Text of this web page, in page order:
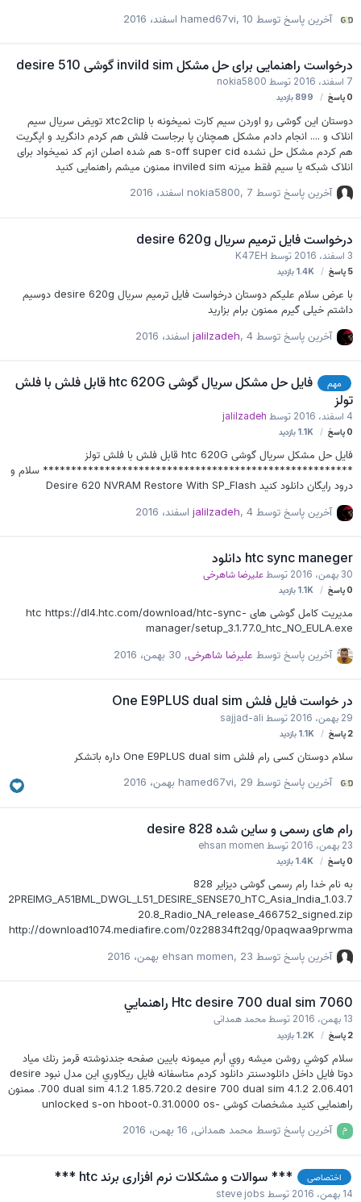
آخرین پاسخ توسط hamed67vi ,10 اسفند، 2016
درخواست راهنمایی برای حل مشکل invild sim گوشی desire 510
7 اسفند، 2016 توسطnokia5800
0پاسخ 899بازدید
دوستان این گوشی رو اوردن سیم کارت نمیخونه با xtc2clip تویض سریال سیم
انلاک و .... انجام دادم مشکل همچنان پا برجاست فلش هم کردم دانگرید و اپگریت
هم کردم مشکل حل نشده s-off super cid هم شده اصلن ازم کد نمیخواد برای
انلاک شبکه یا سیم فقط میزنه inviled sim ممنون میشم راهنمایی کنید
آخرین پاسخ توسط nokia5800 ,7 اسفند، 2016
درخواست فایل ترمیم سریال desire 620g
3 اسفند، 2016 توسط K47EH
5پاسخ 1.4Kبازدید
با عرض سلام علیکم دوستان درخواست فایل ترمیم سریال desire 620g دوسیم
داشتم خیلی گیرم ممنون برام بزارید
آخرین پاسخ توسط jalilzadeh ,4 اسفند، 2016
مهم
فایل حل مشکل سریال گوشی htc 620G قابل فلش با فلش
تولز
4 اسفند، 2016 توسطjalilzadeh
0پاسخ 1.1Kبازدید
فایل حل مشکل سریال گوشی htc 620G قابل فلش با فلش تولز
******************************************************* سلام و
درود رایگان دانلود کنید Desire 620 NVRAM Restore With SP_Flash
آخرین پاسخ توسط jalilzadeh ,4 اسفند، 2016
htc sync maneger دانلود
30 بهمن، 2016 توسطعلیرضا شاهرخی
0پاسخ 1.1K بازدید
مدیریت کامل گوشی های htc https://dl4.htc.com/download/htc-sync-
manager/setup_3.1.77.0_htc_NO_EULA.exe
آخرین پاسخ توسط علیرضا شاهرخی , 30 بهمن، 2016
در خواست فایل فلش One E9PLUS dual sim
29 بهمن، 2016 توسط sajjad-ali
2پاسخ 1.1Kبازدید
سلام دوستان کسی رام فلش One E9PLUS dual sim داره باتشکر
آخرین پاسخ توسط hamed67vi ,29 بهمن، 2016
رام های رسمی و ساین شده desire 828
23 بهمن، 2016 توسطehsan momen
0پاسخ 1.4K بازدید
به نام خدا رام رسمی گوشی دیزایر 828
2PREIMG_A51BML_DWGL_L51_DESIRE_SENSE70_hTC_Asia_India_1.03.7
20.8_Radio_NA_release_466752_signed.zip
http://download1074.mediafire.com/0z28834ft2qg/0paqwaa9prwma
3.720.8_Radio_NA_release_466752_signed.zip
http://download1472.mediafire.com/mcc2c7v4mmcg/c194carbe21cy
uu/2PREIMG_A51BML_DWGL_L51_DESIRE_SENSE70_hTC_Asia_India_1.
02.720.7_Radio_NA_release_452341_signed.zip
2PREIMG_A51BML_DTUL_L51_DESIRE_SENSE70_HTCCN_CHS_2_1.03.14
05.1_Radio_NA_rele…
آخرین پاسخ توسط ehsan momen ,23 بهمن، 2016
Htc desire 700 dual sim 7060 راهنمايي
13 بهمن، 2016 توسطمحمد همدانی
2پاسخ 1.2Kبازدید
سلام كوشي روشن ميشه روي أرم ميمونه بايين صفحه جندنوشته قرمز رنك مياد
دوتا فايل داخل دانلودسنتر دانلود كردم متاسفانه فايل ريكاوري اين مدل نبود desire
700 dual sim 4.1.2 1.85.720.2 desire 700 dual sim 4.1.2 2.06.401. ممنون
راهنمايي كنيد مشخصات كوشي unlocked s-on hboot-0.31.0000 os-
آخرین پاسخ توسط محمد همدانی , 16 بهمن، 2016
اختصاصی *** سوالات و مشکلات نرم افزاری برند htc ***
14 بهمن، 2016 توسطsteve jobs